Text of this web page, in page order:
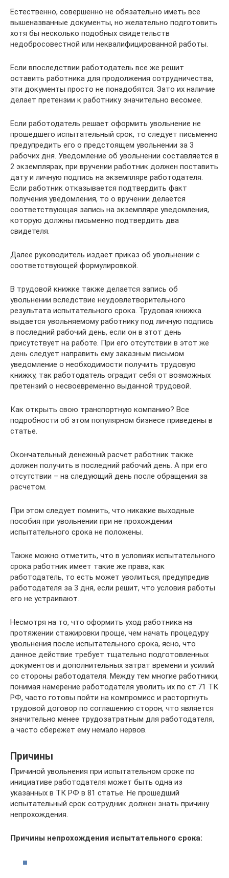
Естественно, совершенно не обязательно иметь все
вышеназванные документы, но желательно подготовить
хотя бы несколько подобных свидетельств
недобросовестной или неквалифицированной работы.
Если впоследствии работодатель все же решит
оставить работника для продолжения сотрудничества,
эти документы просто не понадобятся. Зато их наличие
делает претензии к работнику значительно весомее.
Если работодатель решает оформить увольнение не
прошедшего испытательный срок, то следует письменно
предупредить его о предстоящем увольнении за 3
рабочих дня. Уведомление об увольнении составляется в
2 экземплярах, при вручении работник должен поставить
дату и личную подпись на экземпляре работодателя.
Если работник отказывается подтвердить факт
получения уведомления, то о вручении делается
соответствующая запись на экземпляре уведомления,
которую должны письменно подтвердить два
свидетеля.
Далее руководитель издает приказ об увольнении с
соответствующей формулировкой.
В трудовой книжке также делается запись об
увольнении вследствие неудовлетворительного
результата испытательного срока. Трудовая книжка
выдается увольняемому работнику под личную подпись
в последний рабочий день, если он в этот день
присутствует на работе. При его отсутствии в этот же
день следует направить ему заказным письмом
уведомление о необходимости получить трудовую
книжку, так работодатель оградит себя от возможных
претензий о несвоевременно выданной трудовой.
Как открыть свою транспортную компанию? Все
подробности об этом популярном бизнесе приведены в
статье.
Окончательный денежный расчет работник также
должен получить в последний рабочий день. А при его
отсутствии – на следующий день после обращения за
расчетом.
При этом следует помнить, что никакие выходные
пособия при увольнении при не прохождении
испытательного срока не положены.
Также можно отметить, что в условиях испытательного
срока работник имеет такие же права, как
работодатель, то есть может уволиться, предупредив
работодателя за 3 дня, если решит, что условия работы
его не устраивают.
Несмотря на то, что оформить уход работника на
протяжении стажировки проще, чем начать процедуру
увольнения после испытательного срока, ясно, что
данное действие требует тщательно подготовленных
документов и дополнительных затрат времени и усилий
со стороны работодателя. Между тем многие работники,
понимая намерение работодателя уволить их по ст.71 ТК
РФ, часто готовы пойти на компромисс и расторгнуть
трудовой договор по соглашению сторон, что является
значительно менее трудозатратным для работодателя,
а часто сбережет ему немало нервов.
Причины
Причиной увольнения при испытательном сроке по
инициативе работодателя может быть одна из
указанных в ТК РФ в 81 статье. Не прошедший
испытательный срок сотрудник должен знать причину
непрохождения.
Причины непрохождения испытательного срока: